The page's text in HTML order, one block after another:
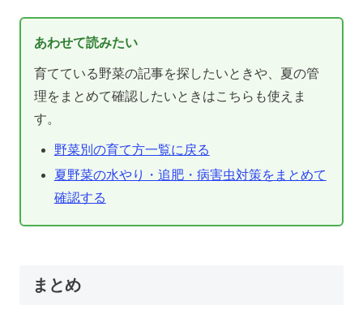
あわせて読みたい
育てている野菜の記事を探したいときや、夏の管
理をまとめて確認したいときはこちらも使えま
す。
野菜別の育て方一覧に戻る
夏野菜の水やり・追肥・病害虫対策をまとめて
確認する
まとめ